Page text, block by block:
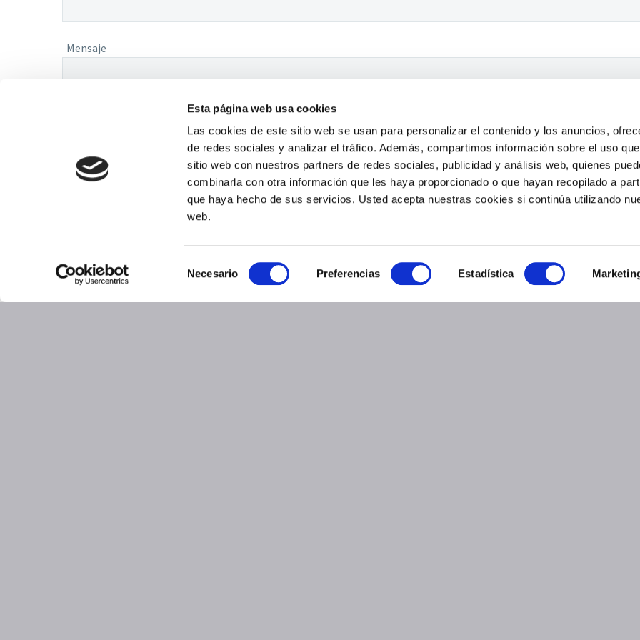
Esta página web usa cookies
Las cookies de este sitio web se usan para personalizar el contenido y los anuncios,
de redes sociales y analizar el tráfico. Además, compartimos información sobre el uso
sitio web con nuestros partners de redes sociales, publicidad y análisis web, quienes
combinarla con otra información que les haya proporcionado o que hayan recopilado a
que haya hecho de sus servicios. Usted acepta nuestras cookies si continúa utilizando
web.
de
Necesario Preferencias Estadística
Mensaje
La comunicación enviada quedará incorporada a un fichero del que es responsable YPSILANTI, S.L.. Esta
Aviso Legal|Politica de cookies|Politica de Privacidad
2023 © Copyrights Ypsilanti All Rights
Reserved by L'Agència Grup